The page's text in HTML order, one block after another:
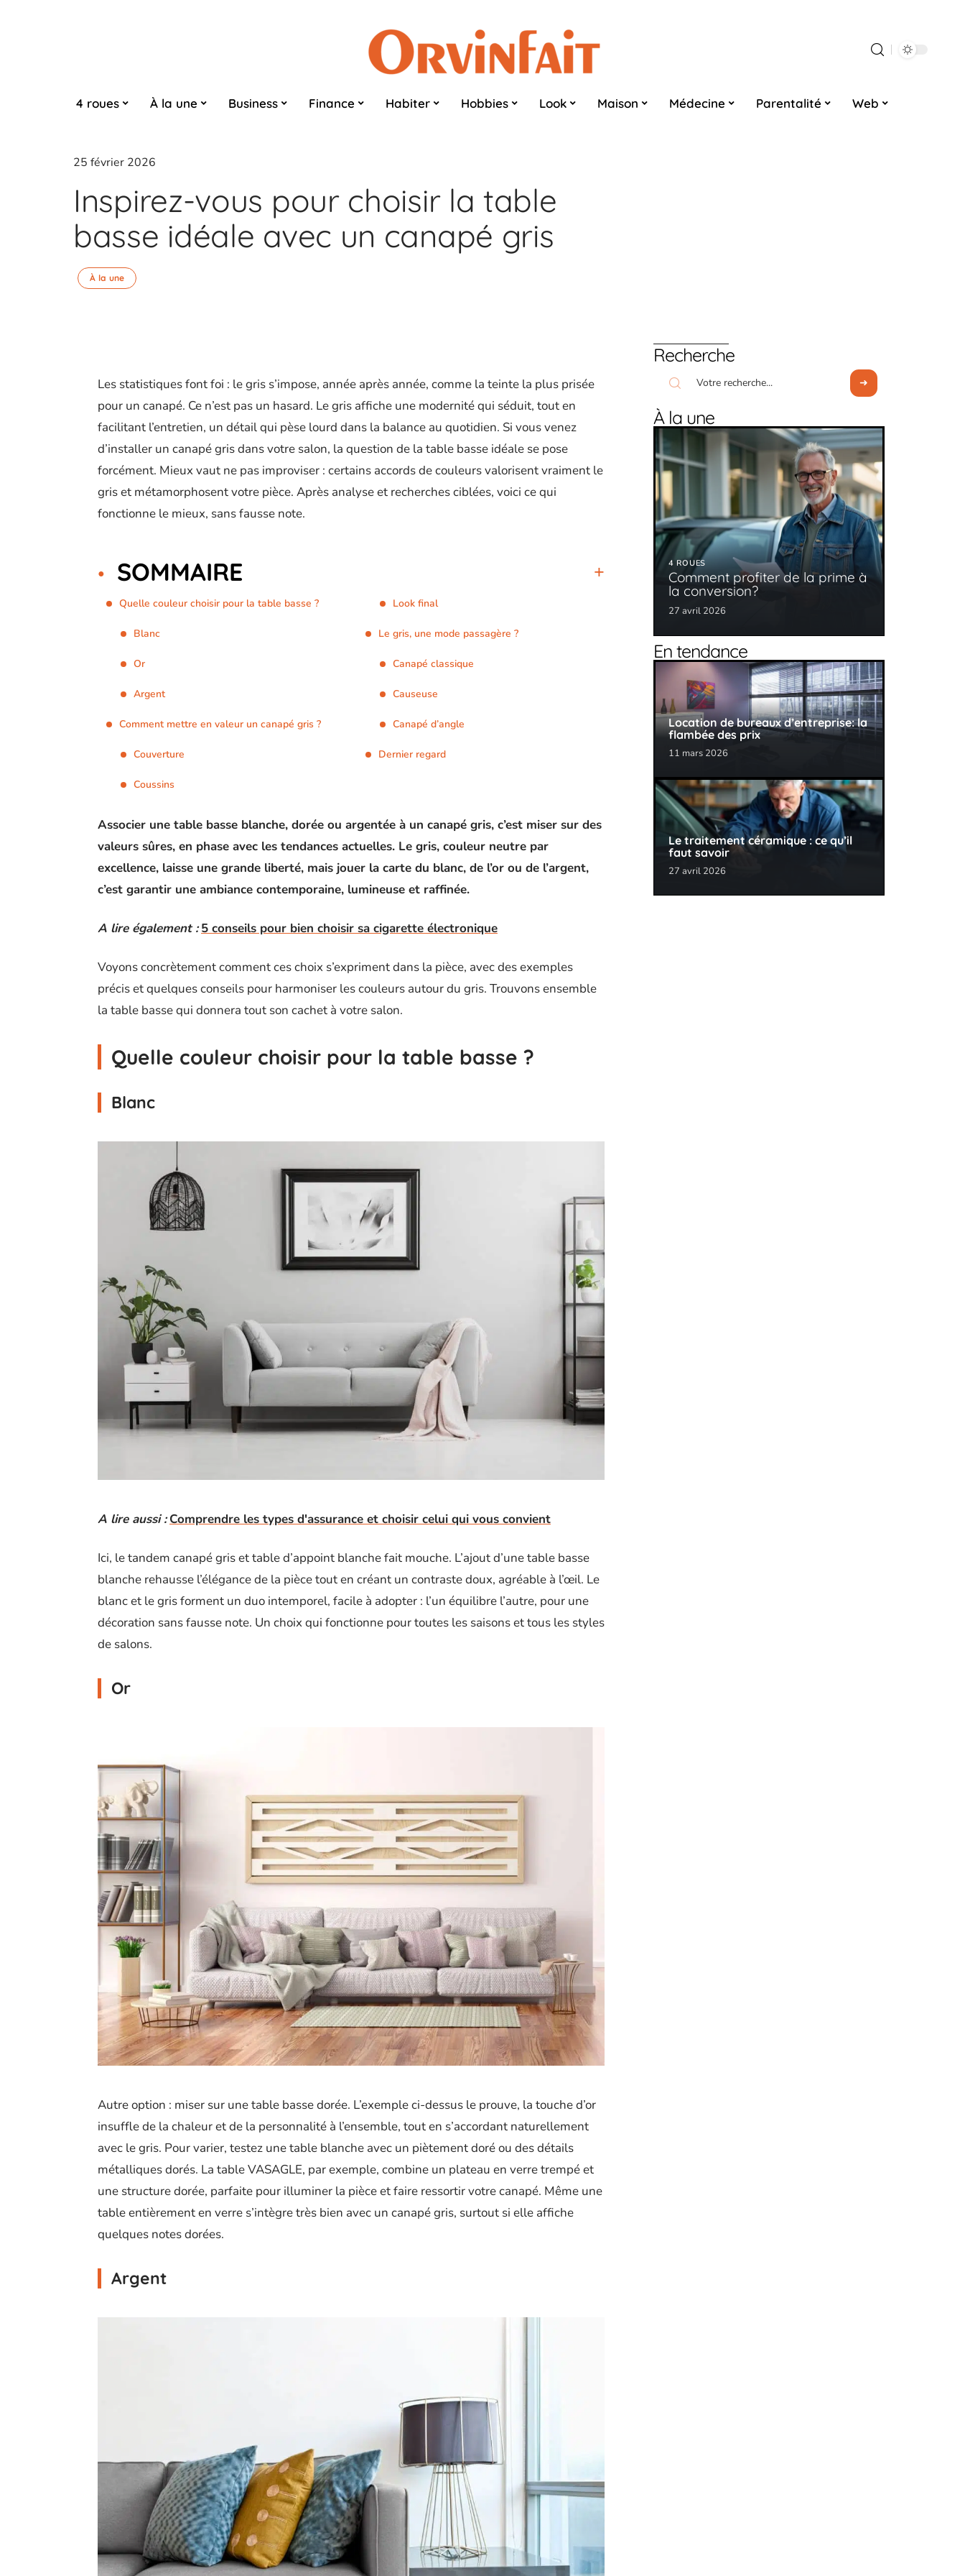
4 roues À la une Business Finance Habiter Hobbies Look Maison Médecine Parentalité Web
25 février 2026
Inspirez-vous pour choisir la table
basse idéale avec un canapé gris
À la une
Les statistiques font foi : le gris s’impose, année après année, comme la teinte la plus prisée
pour un canapé. Ce n’est pas un hasard. Le gris affiche une modernité qui séduit, tout en
facilitant l’entretien, un détail qui pèse lourd dans la balance au quotidien. Si vous venez
d’installer un canapé gris dans votre salon, la question de la table basse idéale se pose
forcément. Mieux vaut ne pas improviser : certains accords de couleurs valorisent vraiment le
gris et métamorphosent votre pièce. Après analyse et recherches ciblées, voici ce qui
fonctionne le mieux, sans fausse note.
SOMMAIRE
Quelle couleur choisir pour la table basse ?
Blanc
Or
Argent
Comment mettre en valeur un canapé gris ?
Couverture
Coussins
Look final
Le gris, une mode passagère ?
Canapé classique
Causeuse
Canapé d’angle
Dernier regard
Associer une table basse blanche, dorée ou argentée à un canapé gris, c’est miser sur des
valeurs sûres, en phase avec les tendances actuelles. Le gris, couleur neutre par
excellence, laisse une grande liberté, mais jouer la carte du blanc, de l’or ou de l’argent,
c’est garantir une ambiance contemporaine, lumineuse et raffinée.
A lire également : 5 conseils pour bien choisir sa cigarette électronique
Voyons concrètement comment ces choix s’expriment dans la pièce, avec des exemples
précis et quelques conseils pour harmoniser les couleurs autour du gris. Trouvons ensemble
la table basse qui donnera tout son cachet à votre salon.
Quelle couleur choisir pour la table basse ?
Blanc
A lire aussi : Comprendre les types d'assurance et choisir celui qui vous convient
Ici, le tandem canapé gris et table d’appoint blanche fait mouche. L’ajout d’une table basse
blanche rehausse l’élégance de la pièce tout en créant un contraste doux, agréable à l’œil. Le
blanc et le gris forment un duo intemporel, facile à adopter : l’un équilibre l’autre, pour une
décoration sans fausse note. Un choix qui fonctionne pour toutes les saisons et tous les styles
de salons.
Or
Autre option : miser sur une table basse dorée. L’exemple ci-dessus le prouve, la touche d’or
insuffle de la chaleur et de la personnalité à l’ensemble, tout en s’accordant naturellement
avec le gris. Pour varier, testez une table blanche avec un piètement doré ou des détails
métalliques dorés. La table VASAGLE, par exemple, combine un plateau en verre trempé et
une structure dorée, parfaite pour illuminer la pièce et faire ressortir votre canapé. Même une
table entièrement en verre s’intègre très bien avec un canapé gris, surtout si elle affiche
quelques notes dorées.
Argent
Recherche
À la une
4 ROUES
Comment profiter de la prime à
la conversion?
27 avril 2026
En tendance
Location de bureaux d’entreprise: la
flambée des prix
11 mars 2026
Le traitement céramique : ce qu’il
faut savoir
27 avril 2026